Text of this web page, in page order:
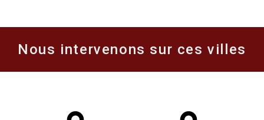
Nous intervenons sur ces villes